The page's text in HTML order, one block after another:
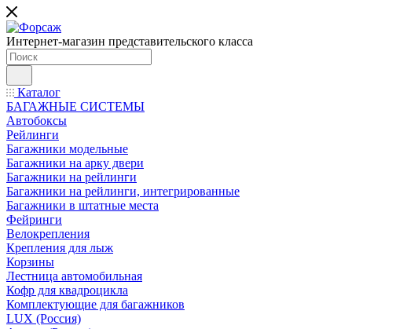
Интернет-магазин представительского класса
Каталог
БАГАЖНЫЕ СИСТЕМЫ
Автобоксы
Рейлинги
Багажники модельные
Багажники на арку двери
Багажники на рейлинги
Багажники на рейлинги, интегрированные
Багажники в штатные места
Фейринги
Велокрепления
Крепления для лыж
Корзины
Лестница автомобильная
Кофр для квадроцикла
Комплектующие для багажников
LUX (Россия)